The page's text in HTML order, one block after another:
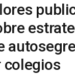
colegios